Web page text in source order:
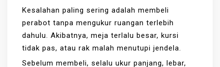
Kesalahan paling sering adalah membeli
perabot tanpa mengukur ruangan terlebih
dahulu. Akibatnya, meja terlalu besar, kursi
tidak pas, atau rak malah menutupi jendela.
Sebelum membeli, selalu ukur panjang, lebar,